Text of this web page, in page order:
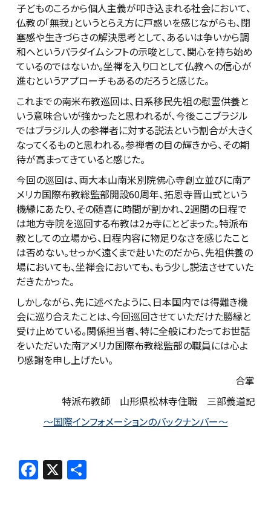
子どものころから個人主義が叩き込まれる社会において、
仏教の「無我」というとらえ方に戸惑いを感じながらも、閉
塞感や生きづらさの解決思考として、あるいは争いから調
和へというパラダイムシフトの示唆として、関心を持ち始め
ているのではないか。坐禅を入り口として仏教への信心が
進むというアプローチもあるのだろうと感じた。
これまでの南米布教巡回は、日系移民先祖の慰霊供養と
いう意味合いが強かったと思われるが、今後ここブラジル
ではブラジル人の参禅者に対する説法という割合が大きく
なってくるものと思われる。参禅者の目の輝きから、その期
待が高まってきていると感じた。
今回の巡回は、両大本山南米別院佛心寺創立並びに南ア
メリカ国際布教総監部開設60周年、拓恩寺晋山式という
機縁にあたり、その随喜に時間が割かれ、2週間の日程で
は地方寺院を巡回する布教は2ヵ寺にとどまった。特派布
教としての立場から、日程内容に物足りなさを感じたこと
は否めない。せっかく遠くまで赴いたのだから、先祖供養の
場においても、坐禅会においても、もう少し説法させていた
だきたかった。
しかしながら、先に述べたように、日本国内では得難き機
会に巡り合えたことは、今回巡回させていただけた勝縁と
受け止めている。関係担当者、特に全般にわたってお世話
をいただいた南アメリカ国際布教総監部の職員には心よ
り感謝を申し上げたい。
合掌
特派布教師 山形県松林寺住職 三部義道記
～国際インフォメーションのバックナンバー～
F
a
X 共